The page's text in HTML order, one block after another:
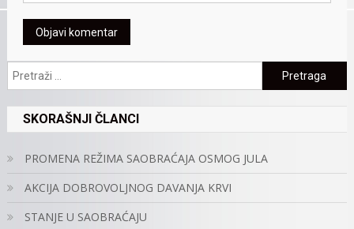
Pretraga:
SKORAŠNJI ČLANCI
PROMENA REŽIMA SAOBRAĆAJA OSMOG JULA
AKCIJA DOBROVOLJNOG DAVANJA KRVI
STANJE U SAOBRAĆAJU